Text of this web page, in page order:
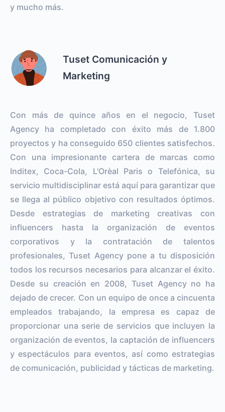
y mucho más.
Tuset Comunicación y
Marketing
Con más de quince años en el negocio, Tuset
Agency ha completado con éxito más de 1.800
proyectos y ha conseguido 650 clientes satisfechos.
Con una impresionante cartera de marcas como
Inditex, Coca-Cola, L'Orèal Paris o Telefónica, su
servicio multidisciplinar está aquí para garantizar que
se llega al público objetivo con resultados óptimos.
Desde estrategias de marketing creativas con
influencers hasta la organización de eventos
corporativos y la contratación de talentos
profesionales, Tuset Agency pone a tu disposición
todos los recursos necesarios para alcanzar el éxito.
Desde su creación en 2008, Tuset Agency no ha
dejado de crecer. Con un equipo de once a cincuenta
empleados trabajando, la empresa es capaz de
proporcionar una serie de servicios que incluyen la
organización de eventos, la captación de influencers
y espectáculos para eventos, así como estrategias
de comunicación, publicidad y tácticas de marketing.